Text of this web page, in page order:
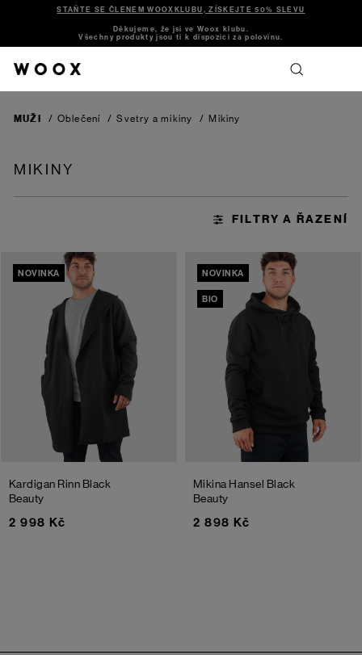
STAŇTE SE ČLENEM WOOXKLUBU, ZÍSKEJTE 50% SLEVU
Děkujeme, že jsi ve Woox klubu.
Všechny produkty jsou ti k dispozici za polovinu.
MUŽI / Oblečení / Svetry a mikiny / Mikiny
MIKINY
NOVINKA
Kardigan Rinn Black
Beauty
2 998 Kč
NOVINKA
BIO
Mikina Hansel Black
Beauty
2 898 Kč